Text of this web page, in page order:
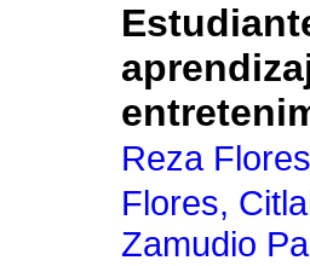
Reza
Flores,
Zamudio